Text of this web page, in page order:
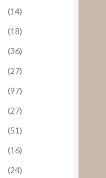
(14)
(18)
(36)
(27)
(97)
(27)
(51)
(16)
(24)